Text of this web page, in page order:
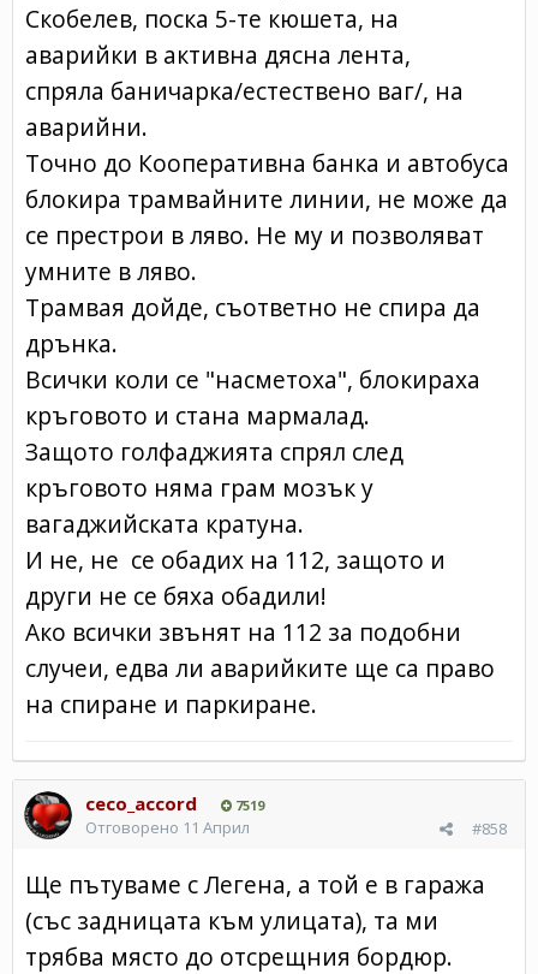
Скобелев, поска 5-те кюшета, на
аварийки в активна дясна лента,
спряла баничарка/естествено ваг/, на
аварийни.
Точно до Кооперативна банка и автобуса
блокира трамвайните линии, не може да
се престрои в ляво. Не му и позволяват
умните в ляво.
Трамвая дойде, съответно не спира да
дрънка.
Всички коли се "насметоха", блокираха
кръговото и стана мармалад.
Защото голфаджията спрял след
кръговото няма грам мозък у
вагаджийската кратуна.
И не, не се обадих на 112, защото и
други не се бяха обадили!
Ако всички звънят на 112 за подобни
случеи, едва ли аварийките ще са право
на спиране и паркиране.
ceco_accord 7519
#858
Отговорено 11 Април
Ще пътуваме с Легена, а той е в гаража
(със задницата към улицата), та ми
трябва място до отсрещния бордюр.